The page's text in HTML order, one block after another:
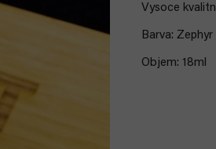
Vysoce
Barva: Zephyr
Objem: 18ml